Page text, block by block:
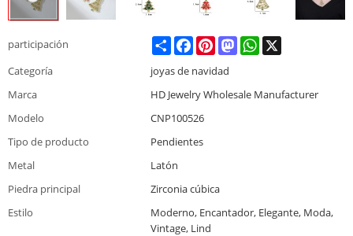
participación ShareFacebookPinterestMastodonWhatsApp
Categoría
joyas de navidad
Marca
HD Jewelry Wholesale Manufacturer
Modelo
CNP100526
Tipo de producto
Pendientes
Metal
Latón
Piedra principal
Zirconia cúbica
Estilo
Moderno, Encantador, Elegante, Moda,
Vintage, Lind